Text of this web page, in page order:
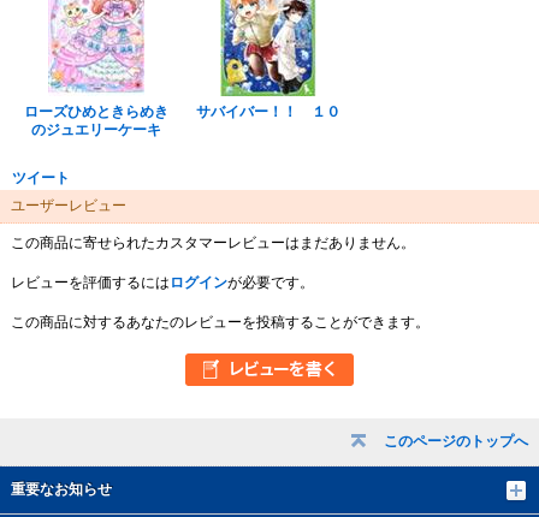
このページのトップへ
重要なお知らせ
ローズひめときらめき
のジュエリーケーキ
サバイバー！！ １０
ツイート
ユーザーレビュー
この商品に寄せられたカスタマーレビューはまだありません。
レビューを評価するには ログインが必要です。
この商品に対するあなたのレビューを投稿することができます。